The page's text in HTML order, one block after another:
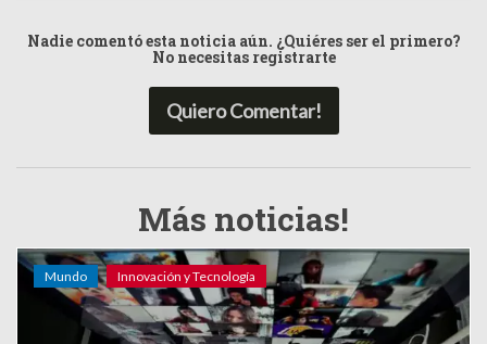
Nadie comentó esta noticia aún. ¿Quiéres ser el primero?
No necesitas registrarte
Quiero Comentar!
Más noticias!
Mundo Innovación y Tecnología